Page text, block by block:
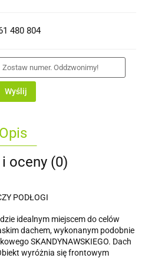
480 804
Wyślij
Opis
oceny (0)
PODŁOGI
idealnym miejscem do celów
dachem, wykonanym podobnie
SKANDYNAWSKIEGO. Dach
wyróżnia się frontowym